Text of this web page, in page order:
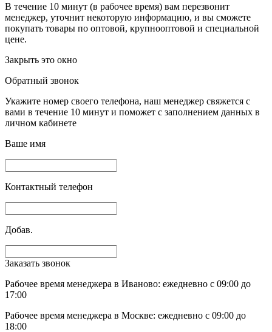
В течение 10 минут (в рабочее время) вам перезвонит
менеджер, уточнит некоторую информацию, и вы сможете
покупать товары по оптовой, крупнооптовой и специальной
цене.
Закрыть это окно
Обратный звонок
Укажите номер своего телефона, наш менеджер свяжется с
вами в течение 10 минут и поможет с заполнением данных в
личном кабинете
Ваше имя
Контактный телефон
Добав.
Заказать звонок
Рабочее время менеджера в Иваново: ежедневно с 09:00 до
17:00
Рабочее время менеджера в Москве: ежедневно с 09:00 до
18:00